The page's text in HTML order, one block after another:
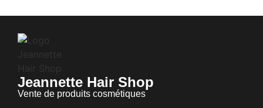
Jeannette Hair Shop
Vente de produits cosmétiques